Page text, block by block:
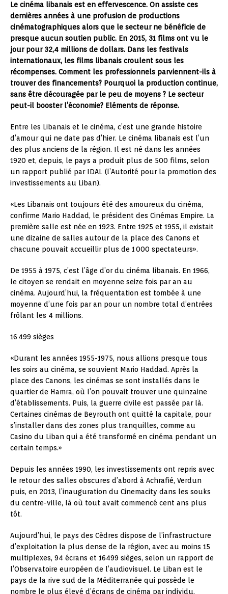
Le cinéma libanais est en effervescence. On assiste ces
dernières années à une profusion de productions
cinématographiques alors que le secteur ne bénéficie de
presque aucun soutien public. En 2015, 31 films ont vu le
jour pour 32,4 millions de dollars. Dans les festivals
internationaux, les films libanais croulent sous les
récompenses. Comment les professionnels parviennent-ils à
trouver des financements? Pourquoi la production continue,
sans être découragée par le peu de moyens ? Le secteur
peut-il booster l’économie? Eléments de réponse.
Entre les Libanais et le cinéma, c’est une grande histoire
d’amour qui ne date pas d’hier. Le cinéma libanais est l’un
des plus anciens de la région. Il est né dans les années
1920 et, depuis, le pays a produit plus de 500 films, selon
un rapport publié par IDAL (l’Autorité pour la promotion des
investissements au Liban).
«Les Libanais ont toujours été des amoureux du cinéma,
confirme Mario Haddad, le président des Cinémas Empire. La
première salle est née en 1923. Entre 1925 et 1955, il existait
une dizaine de salles autour de la place des Canons et
chacune pouvait accueillir plus de 1 000 spectateurs».
De 1955 à 1975, c’est l’âge d’or du cinéma libanais. En 1966,
le citoyen se rendait en moyenne seize fois par an au
cinéma. Aujourd’hui, la fréquentation est tombée à une
moyenne d’une fois par an pour un nombre total d’entrées
frôlant les 4 millions.
16 499 sièges
«Durant les années 1955-1975, nous allions presque tous
les soirs au cinéma, se souvient Mario Haddad. Après la
place des Canons, les cinémas se sont installés dans le
quartier de Hamra, où l’on pouvait trouver une quinzaine
d’établissements. Puis, la guerre civile est passée par là.
Certaines cinémas de Beyrouth ont quitté la capitale, pour
s’installer dans des zones plus tranquilles, comme au
Casino du Liban qui a été transformé en cinéma pendant un
certain temps.»
Depuis les années 1990, les investissements ont repris avec
le retour des salles obscures d’abord à Achrafié, Verdun
puis, en 2013, l’inauguration du Cinemacity dans les souks
du centre-ville, là où tout avait commencé cent ans plus
tôt.
Aujourd’hui, le pays des Cèdres dispose de l’infrastructure
d’exploitation la plus dense de la région, avec au moins 15
multiplexes, 94 écrans et 16499 sièges, selon un rapport de
l’Observatoire européen de l’audiovisuel. Le Liban est le
pays de la rive sud de la Méditerranée qui possède le
nombre le plus élevé d’écrans de cinéma par individu.